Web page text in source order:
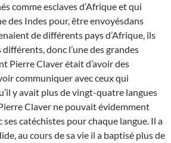
comme esclaves d’Afrique et qui
des Indes pour, être envoyésdans
de différents pays d’Afrique, ils
donc l’une des grandes
Pierre Claver était d’avoir des
communiquer avec ceux qui
y avait plus de vingt-quatre langues
Claver ne pouvait évidemment
ses catéchistes pour chaque langue. Il a
au cours de sa vie il a baptisé plus de